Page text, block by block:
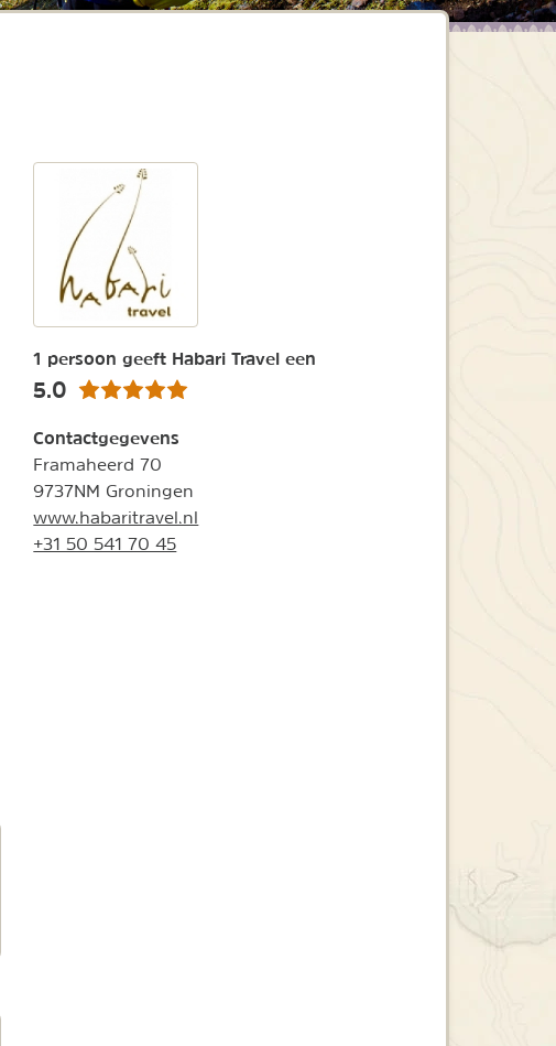
1 persoon geeft Habari Travel een
5.0
Contactgegevens
Framaheerd 70
9737NM Groningen
www.habaritravel.nl
+31 50 541 70 45